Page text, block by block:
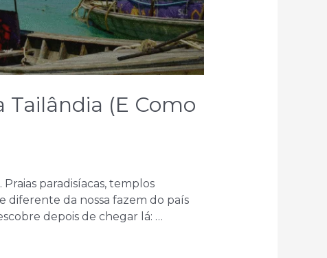
Tailândia (e Como
paradisíacas, templos
diferente da nossa fazem do país
depois de chegar lá: …